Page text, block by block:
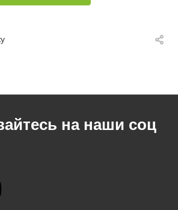
на наши соц